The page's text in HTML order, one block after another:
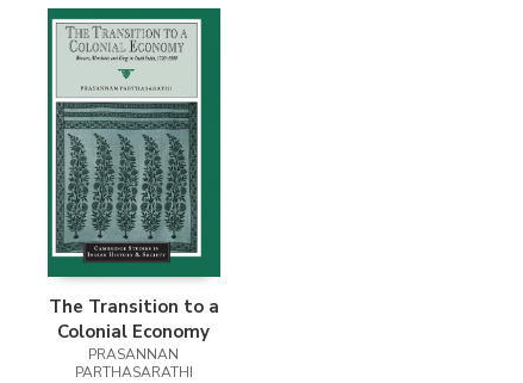
The Transition to a
Colonial Economy
PRASANNAN
PARTHASARATHI